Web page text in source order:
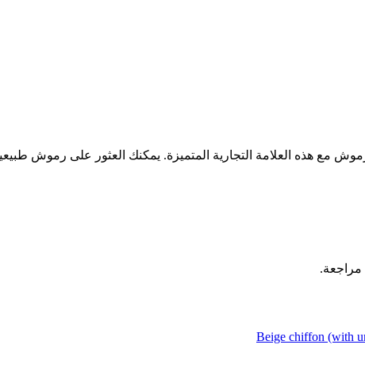
هذه العلامة التجارية المتميزة. يمكنك العثور على رموش طبيعية
مراجعة.